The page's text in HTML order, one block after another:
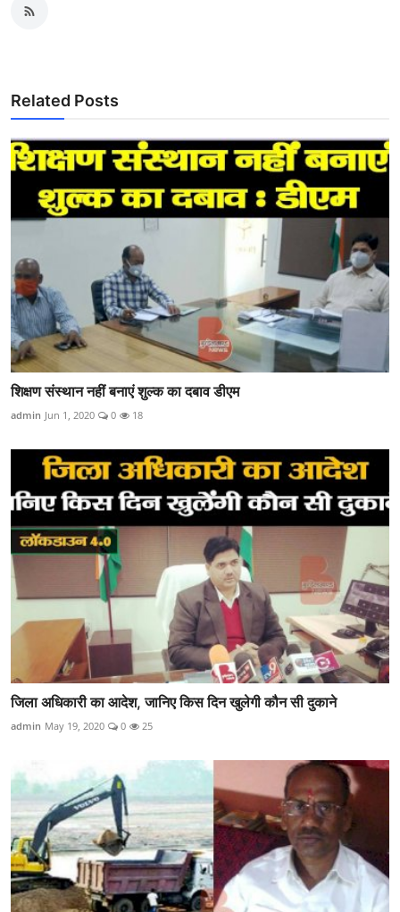
Related Posts
शिक्षण संस्थान नहीं बनाएं शुल्क का दबाव डीएम
admin Jun 1, 2020 0 18
जिला अधिकारी का आदेश, जानिए किस दिन खुलेगी कौन सी दुकाने
admin May 19, 2020 0 25